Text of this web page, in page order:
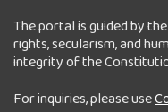
The portal is guided by
rights, secularism, and
integrity of the
For inquiries, please use